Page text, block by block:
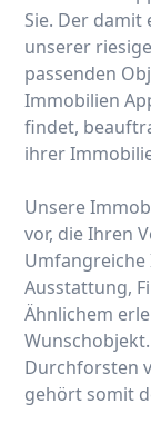
Sie. Der
unserer
passenden
Immobilien
findet,
ihrer
Unsere
vor, die Ihren
Ausstattung,
Ähnlichem
Durchforsten
gehört somit